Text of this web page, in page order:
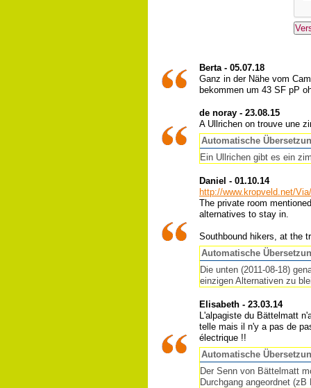
Berta - 05.07.18
Ganz in der Nähe vom
bekommen um 43 SF pP
de noray - 23.08.15
A Ullrichen on trouve une
Automatische
Ein Ullrichen gibt es ein
Daniel - 01.10.14
http://www.kropveld.net/Via/
The private room
alternatives to stay in.
Southbound hikers, at the
Automatische
Die unten (2011-08-18)
einzigen Alternativen zu
Elisabeth - 23.03.14
L'alpagiste du Bättelmatt
telle mais il n'y a pas de
électrique !!
Automatische
Der Senn von Bättelmatt
Durchgang angeordnet